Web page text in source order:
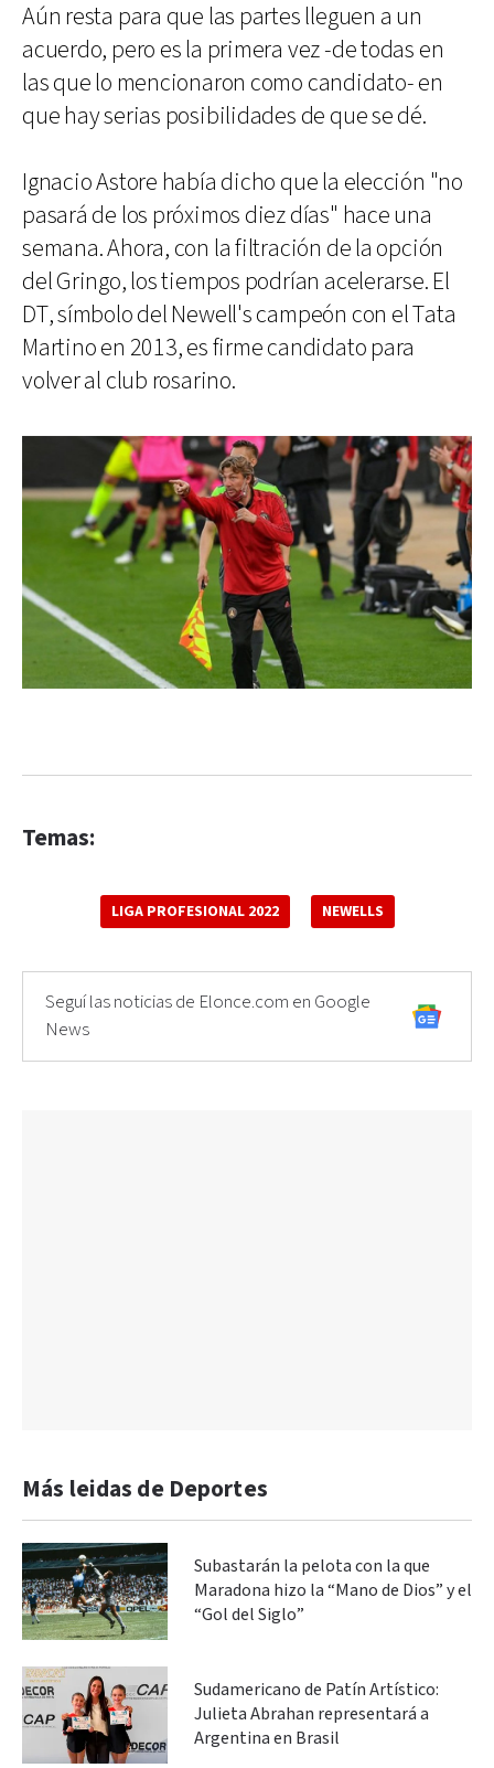
Aún resta para que las partes lleguen a un
acuerdo, pero es la primera vez -de todas en
las que lo mencionaron como candidato- en
que hay serias posibilidades de que se dé.
Ignacio Astore había dicho que la elección "no
pasará de los próximos diez días" hace una
semana. Ahora, con la filtración de la opción
del Gringo, los tiempos podrían acelerarse. El
DT, símbolo del Newell's campeón con el Tata
Martino en 2013, es firme candidato para
volver al club rosarino.
Temas:
LIGA PROFESIONAL 2022 NEWELLS
Seguí las noticias de Elonce.com en Google
News
Más leidas de Deportes
Subastarán la pelota con la que
Maradona hizo la “Mano de Dios” y el
“Gol del Siglo”
Sudamericano de Patín Artístico:
Julieta Abrahan representará a
Argentina en Brasil